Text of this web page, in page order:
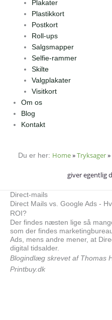
Plakater
Plastikkort
Postkort
Roll-ups
Salgsmapper
Selfie-rammer
Skilte
Valgplakater
Visitkort
Om os
Blog
Kontakt
Du er her: Home»Tryksager»
giver egentlig
Direct-mails
Direct Mails vs. Google Ads -
ROI?
Der findes næsten lige så
som der findes
Ads, mens andre mener, at
digital tidsalder.
Blogindlæg skrevet af Thomas
Printbuy.dk